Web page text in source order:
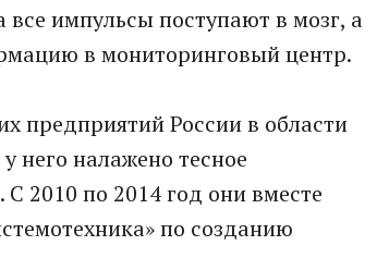
все импульсы поступают в мозг, а
в мониторинговый центр.
предприятий России в области
него налажено тесное
2010 по 2014 год они вместе
по созданию